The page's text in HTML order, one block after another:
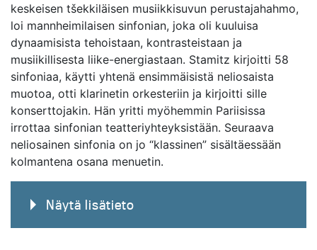
keskeisen tšekkiläisen musiikkisuvun perustajahahmo,
loi mannheimilaisen sinfonian, joka oli kuuluisa
dynaamisista tehoistaan, kontrasteistaan ja
musiikillisesta liike-energiastaan. Stamitz kirjoitti 58
sinfoniaa, käytti yhtenä ensimmäisistä neliosaista
muotoa, otti klarinetin orkesteriin ja kirjoitti sille
konserttojakin. Hän yritti myöhemmin Pariisissa
irrottaa sinfonian teatteriyhteyksistään. Seuraava
neliosainen sinfonia on jo “klassinen” sisältäessään
kolmantena osana menuetin.
Näytä lisätieto